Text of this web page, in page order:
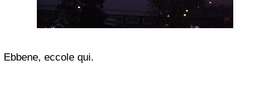
Ebbene, eccole qui.